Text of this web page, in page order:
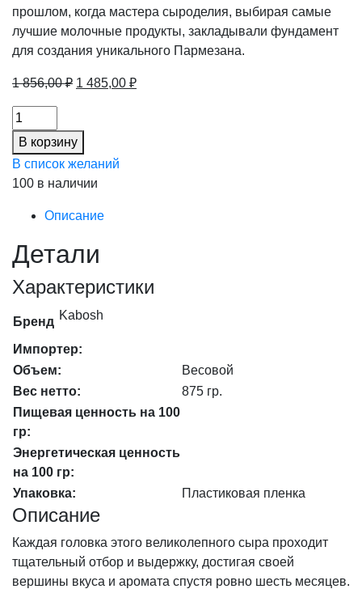
прошлом, когда мастера сыроделия, выбирая самые
лучшие молочные продукты, закладывали фундамент
для создания уникального Пармезана.
1 856,00₽ Первоначальная
1
856,00 ₽.
1 485,00 ₽Текущая
Сыр
Пармезан
Кабош
Grande
Fortezza
Reserva
50%
(6мес)
сектор
(10%),
кг
количество
В корзину
В список желаний
100 в наличии
Описание
Детали
Характеристики
Бренд Kabosh
Импортер:
Объем:
Весовой
Вес нетто:
875 гр.
Пищевая ценность на 100
гр:
Энергетическая ценность
на 100 гр:
Упаковка:
Пластиковая пленка
Описание
Каждая головка этого великолепного сыра проходит
тщательный отбор и выдержку, достигая своей
вершины вкуса и аромата спустя ровно шесть месяцев.